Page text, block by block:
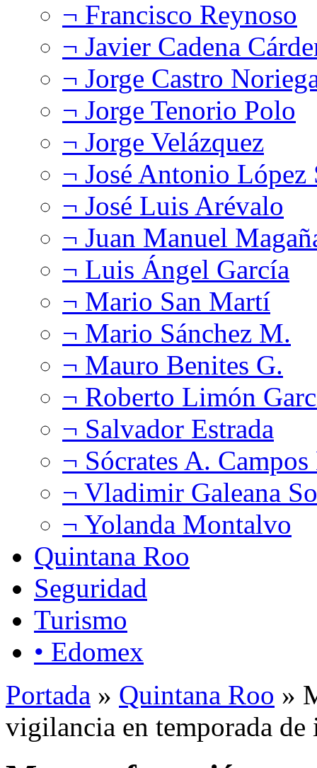
¬ Francisco Reynoso
¬ Javier Cadena
¬ Jorge Castro
¬ Jorge Tenorio Polo
¬ Jorge Velázquez
¬ José Antonio López
¬ José Luis Arévalo
¬ Juan Manuel
¬ Luis Ángel García
¬ Mario San Martí
¬ Mario Sánchez M.
¬ Mauro Benites G.
¬ Roberto Limón
¬ Salvador Estrada
¬ Sócrates A.
¬ Vladimir Galeana
¬ Yolanda Montalvo
Quintana Roo
Seguridad
Turismo
• Edomex
Portada » Quintana Roo »
vigilancia en temporada de